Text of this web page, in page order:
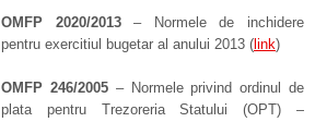
OMFP 2020/2013– Normele de inchidere
pentru exercitiul bugetar al anului 2013 ( link)
OMFP 246/2005– Normele privind ordinul de
plata pentru Trezoreria Statului (OPT) –